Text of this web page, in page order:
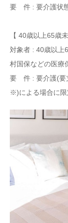
要 件 : 要介護状
【 40歳以上65歳
対象者 : 40歳以上
村国保などの医療
要 件 : 要介護(要
※)による場合に限